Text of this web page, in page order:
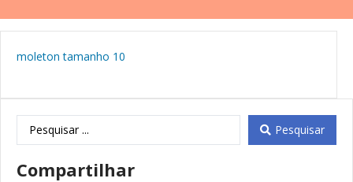
moleton tamanho 10
Pesquisar
Compartilhar